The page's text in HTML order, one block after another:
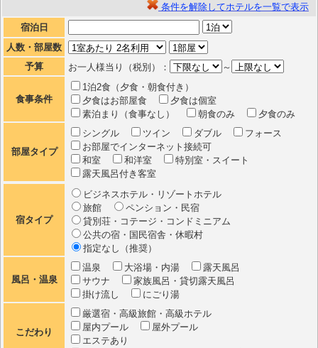
条件を解除してホテルを一覧で表示
宿泊日
人数・部屋数
予算
お一人様当り（税別）： ～
食事条件
1泊2食（夕食・朝食付き）
夕食はお部屋食
夕食は個室
素泊まり（食事なし）
朝食のみ 夕食のみ
部屋タイプ
シングル ツイン ダブル
フォース
お部屋でインターネット接続可
和室
和洋室
特別室・スイート
露天風呂付き客室
宿タイプ
ビジネスホテル・リゾートホテル
旅館
ペンション・民宿
貸別荘・コテージ・コンドミニアム
公共の宿・国民宿舎・休暇村
指定なし（推奨）
風呂・温泉
温泉 大浴場・内湯
露天風呂
サウナ
家族風呂・貸切露天風呂
掛け流し
にごり湯
こだわり
厳選宿・高級旅館・高級ホテル
屋内プール
屋外プール
エステあり